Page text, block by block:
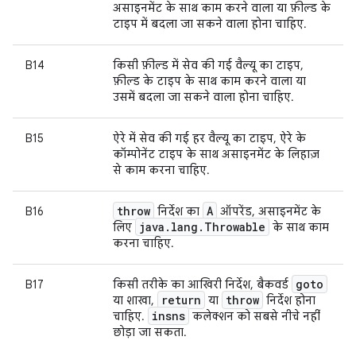
असाइनमेंट के साथ काम करने वाला या फ़ील्ड के
टाइप में बदला जा सकने वाला होना चाहिए.
B14
किसी फ़ील्ड में सेव की गई वैल्यू का टाइप,
फ़ील्ड के टाइप के साथ काम करने वाला या
उसमें बदला जा सकने वाला होना चाहिए.
B15
ऐरे में सेव की गई हर वैल्यू का टाइप, ऐरे के
कॉम्पोनेंट टाइप के साथ असाइनमेंट के लिहाज़
से काम करना चाहिए.
B16 throw निर्देश का A ऑपरेंड, असाइनमेंट के
लिए java . lang . Throwable के साथ काम
करना चाहिए.
B17 किसी तरीके का आखिरी निर्देश, बैकवर्ड goto
या शाखा, return या throw निर्देश होना
चाहिए.
insns कलेक्शन को सबसे नीचे नहीं
छोड़ा जा सकता.